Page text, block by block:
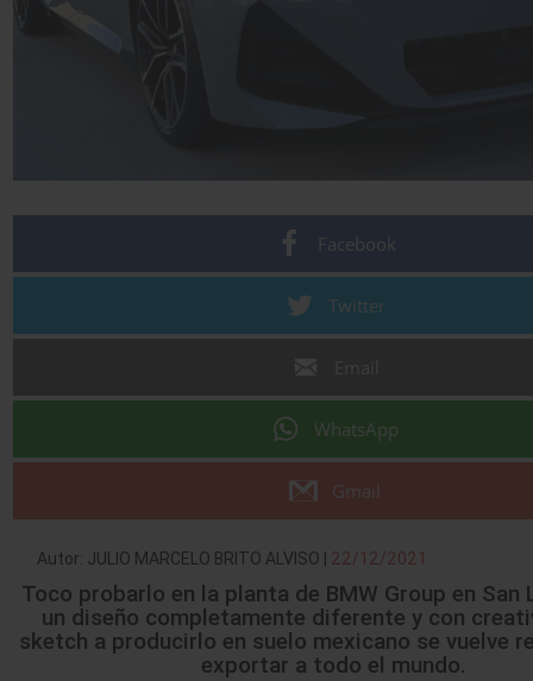
Facebook
Twitter
WhatsApp
Gmail
Autor: JULIO MARCELO BRITO ALVISO | 22/12/2021
Toco probarlo en la planta de BMW Group en San
un diseño completamente diferente y con
sketch a producirlo en suelo mexicano se vuelve
exportar a todo el mundo.